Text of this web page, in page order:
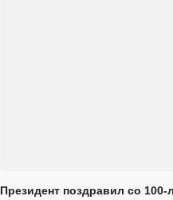
Президент поздравил со